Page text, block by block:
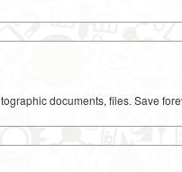
documents, files. Save